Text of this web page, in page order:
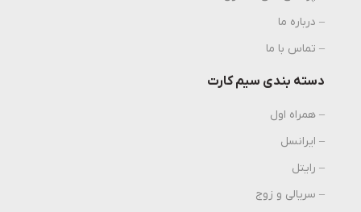
– درباره ما
– تماس با ما
دسته بندی سیم کارت
– همراه اول
– ایرانسل
– رایتل
– سریالی و زوج